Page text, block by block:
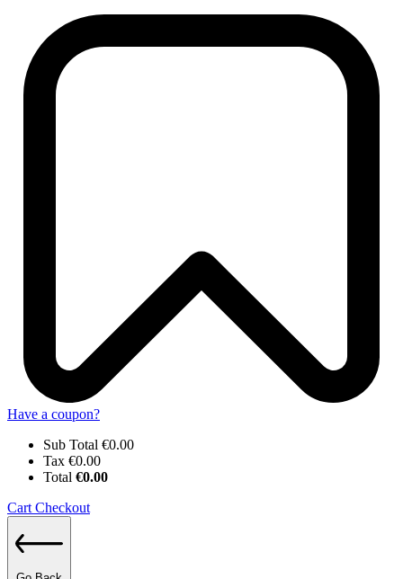
Have a coupon?
Sub Total €0.00
Tax €0.00
Total €0.00
Cart Checkout